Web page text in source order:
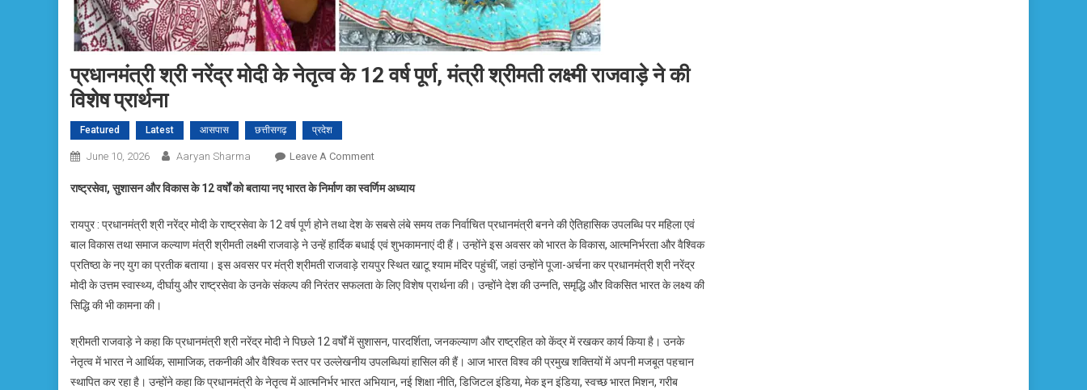
प्रधानमंत्री श्री नरेंद्र मोदी के नेतृत्व के 12 वर्ष पूर्ण, मंत्री श्रीमती लक्ष्मी राजवाड़े ने की
विशेष प्रार्थना
Featured Latest आसपास छत्तीसगढ़ प्रदेश
June 10, 2026 Aaryan Sharma Leave A CommentOn
श्री
मोदी
के
नेतृत्व
के
पूर्ण,
मंत्री
श्रीमती
राष्ट्रसेवा, सुशासन और विकास के 12 वर्षों को बताया नए भारत के निर्माण का स्वर्णिम अध्याय
रायपुर : प्रधानमंत्री श्री नरेंद्र मोदी के राष्ट्रसेवा के 12 वर्ष पूर्ण होने तथा देश के सबसे लंबे समय तक निर्वाचित प्रधानमंत्री बनने की ऐतिहासिक उपलब्धि पर महिला एवं
बाल विकास तथा समाज कल्याण मंत्री श्रीमती लक्ष्मी राजवाड़े ने उन्हें हार्दिक बधाई एवं शुभकामनाएं दी हैं। उन्होंने इस अवसर को भारत के विकास, आत्मनिर्भरता और वैश्विक
प्रतिष्ठा के नए युग का प्रतीक बताया। इस अवसर पर मंत्री श्रीमती राजवाड़े रायपुर स्थित खाटू श्याम मंदिर पहुंचीं, जहां उन्होंने पूजा-अर्चना कर प्रधानमंत्री श्री नरेंद्र
मोदी के उत्तम स्वास्थ्य, दीर्घायु और राष्ट्रसेवा के उनके संकल्प की निरंतर सफलता के लिए विशेष प्रार्थना की। उन्होंने देश की उन्नति, समृद्धि और विकसित भारत के लक्ष्य की
सिद्धि की भी कामना की।
श्रीमती राजवाड़े ने कहा कि प्रधानमंत्री श्री नरेंद्र मोदी ने पिछले 12 वर्षों में सुशासन, पारदर्शिता, जनकल्याण और राष्ट्रहित को केंद्र में रखकर कार्य किया है। उनके
नेतृत्व में भारत ने आर्थिक, सामाजिक, तकनीकी और वैश्विक स्तर पर उल्लेखनीय उपलब्धियां हासिल की हैं। आज भारत विश्व की प्रमुख शक्तियों में अपनी मजबूत पहचान
स्थापित कर रहा है। उन्होंने कहा कि प्रधानमंत्री के नेतृत्व में आत्मनिर्भर भारत अभियान, नई शिक्षा नीति, डिजिटल इंडिया, मेक इन इंडिया, स्वच्छ भारत मिशन, गरीब